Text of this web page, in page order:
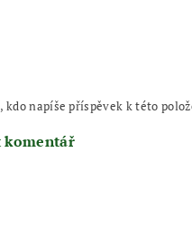
kdo napíše příspěvek k této
komentář